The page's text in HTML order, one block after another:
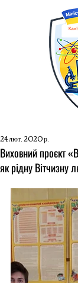
Виховний проєкт
як рідну Вітчизну
24 лют. 2020 р.